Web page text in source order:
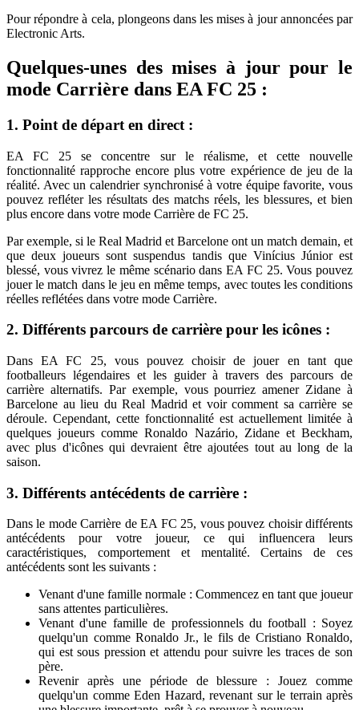
Pour répondre à cela, plongeons dans les mises à jour annoncées par
Electronic Arts.
Quelques-unes des mises à jour pour le
mode Carrière dans EA FC 25 :
1. Point de départ en direct :
EA FC 25 se concentre sur le réalisme, et cette nouvelle
fonctionnalité rapproche encore plus votre expérience de jeu de la
réalité. Avec un calendrier synchronisé à votre équipe favorite, vous
pouvez refléter les résultats des matchs réels, les blessures, et bien
plus encore dans votre mode Carrière de FC 25.
Par exemple, si le Real Madrid et Barcelone ont un match demain, et
que deux joueurs sont suspendus tandis que Vinícius Júnior est
blessé, vous vivrez le même scénario dans EA FC 25. Vous pouvez
jouer le match dans le jeu en même temps, avec toutes les conditions
réelles reflétées dans votre mode Carrière.
2. Différents parcours de carrière pour les icônes :
DansEA FC 25, vous pouvez choisir de jouer en tant que
footballeurs légendaires et les guider à travers des parcours de
carrière alternatifs. Par exemple, vous pourriez amener Zidane à
Barcelone au lieu du Real Madrid et voir comment sa carrière se
déroule. Cependant, cette fonctionnalité est actuellement limitée à
quelques joueurs comme Ronaldo Nazário, Zidane et Beckham,
avec plus d'icônes qui devraient être ajoutées tout au long de la
saison.
3. Différents antécédents de carrière :
Dans le mode Carrière deEA FC 25, vous pouvez choisir différents
antécédents pour votre joueur, ce qui influencera leurs
caractéristiques, comportement et mentalité. Certains de ces
antécédents sont les suivants :
Venant d'une famille normale : Commencez en tant que joueur
sans attentes particulières.
Venant d'une famille de professionnels du football : Soyez
quelqu'un comme Ronaldo Jr., le fils de Cristiano Ronaldo,
qui est sous pression et attendu pour suivre les traces de son
père.
Revenir après une période de blessure : Jouez comme
quelqu'un comme Eden Hazard, revenant sur le terrain après